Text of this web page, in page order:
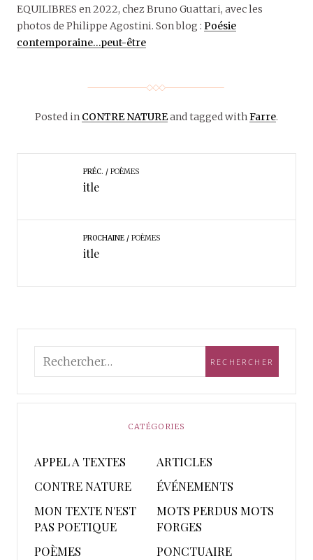
EQUILIBRES en 2022, chez Bruno Guattari, avec les
photos de Philippe Agostini. Son blog : Poésie
contemporaine…peut-être
Posted in CONTRE NATUREand tagged withFarre.
PRÉC. POÈMES
itle
PROCHAINE POÈMES
itle
CATÉGORIES
APPEL A TEXTES
ARTICLES
CONTRE NATURE
ÉVÉNEMENTS
MON TEXTE N'EST
PAS POETIQUE
MOTS PERDUS MOTS
FORGES
POÈMES
PONCTUAIRE